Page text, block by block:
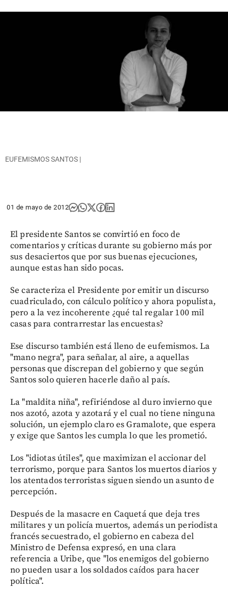
EUFEMISMOS SANTOS |
01 de mayo de 2012
El presidente Santos se convirtió en foco de
comentarios y críticas durante su gobierno más por
sus desaciertos que por sus buenas ejecuciones,
aunque estas han sido pocas.
Se caracteriza el Presidente por emitir un discurso
cuadriculado, con cálculo político y ahora populista,
pero a la vez incoherente ¿qué tal regalar 100 mil
casas para contrarrestar las encuestas?
Ese discurso también está lleno de eufemismos. La
"mano negra", para señalar, al aire, a aquellas
personas que discrepan del gobierno y que según
Santos solo quieren hacerle daño al país.
La "maldita niña", refiriéndose al duro invierno que
nos azotó, azota y azotará y el cual no tiene ninguna
solución, un ejemplo claro es Gramalote, que espera
y exige que Santos les cumpla lo que les prometió.
Los "idiotas útiles", que maximizan el accionar del
terrorismo, porque para Santos los muertos diarios y
los atentados terroristas siguen siendo un asunto de
percepción.
Después de la masacre en Caquetá que deja tres
militares y un policía muertos, además un periodista
francés secuestrado, el gobierno en cabeza del
Ministro de Defensa expresó, en una clara
referencia a Uribe, que "los enemigos del gobierno
no pueden usar a los soldados caídos para hacer
política".